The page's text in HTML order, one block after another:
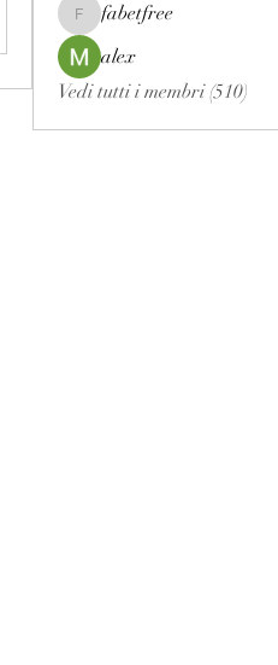
fabetfree
fabetfree
alex
Vedi tutti i membri (510)